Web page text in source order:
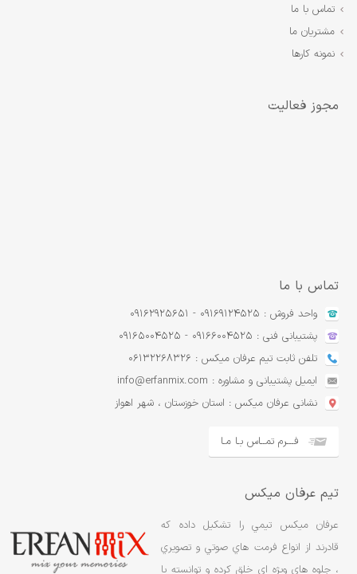
تماس با ما
مشتریان ما
نمونه کارها
مجوز فعالیت
تماس با ما
واحد فروش : 09169124525 - 09162925651
پشتیبانی فنی : 09166004525 - 09165004525
تلفن ثابت تیم عرفان میکس : 06132268326
ایمیل پشتیبانی و مشاوره : info@erfanmix.com
نشانی عرفان میکس : استان خوزستان ، شهر اهواز
فـــرم تمــاس بـا مـا
تیم عرفان میکس
عرفان ميکس تيمي را تشکيل داده که
قادرند از انواع فرمت هاي صوتي و تصويري
، جلوه هاي ویژه ای خلق کرده و توانسته با